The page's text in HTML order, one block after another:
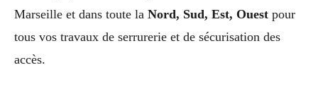
Marseille et dans toute la Nord, Sud, Est, Ouest pour
tous vos travaux de serrurerie et de sécurisation des
accès.